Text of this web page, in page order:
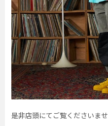
是非店頭にてご覧くださいませ